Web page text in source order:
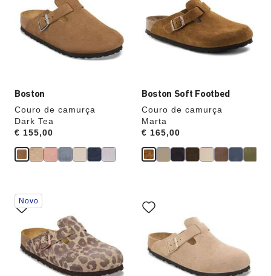
Boston
Couro de camurça
Dark Tea
Price:
€ 155,00
cores
das
amostras
atualizará
produto
Boston Soft Footbed
Couro de camurça
Marta
Price:
€ 165,00
cores
das
amostras
atualizará
produto
A
interação
com
cores
das
amostras
atualizará
Novo
interação
com
cores
das
amostras
atualizará